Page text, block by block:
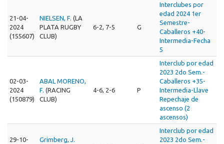
21-04-
2024
(155607)
NIELSEN, F. (LA
PLATA RUGBY
CLUB)
6-2, 7-5 G
Interclubes por
edad 2024 1er
Semestre-
Caballeros +40-
Intermedia-Fecha
5
02-03-
2024
(150879)
ABAL MORENO,
F. (RACING
CLUB)
4-6, 2-6 P
Interclub por edad
2023 2do Sem.-
Caballeros +35-
Intermedia-Llave
Repechaje de
ascenso (2
ascensos)
29-10-
Grimberg, J.
Interclub por edad
2023 2do Sem.-